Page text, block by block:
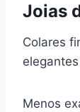
Joias
Colares
Menos